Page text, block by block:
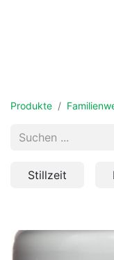
Produkte
Stillzeit